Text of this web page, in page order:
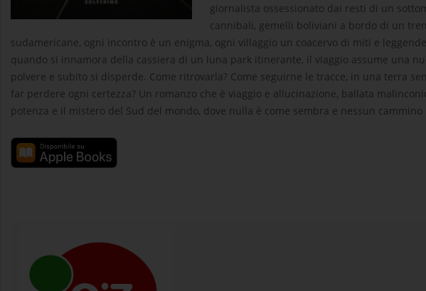
giornalista ossessionato dai resti di un
cannibali, gemelli boliviani a bordo di un
sudamericane, ogni incontro è un enigma, ogni villaggio un coacervo di miti e
quando si innamora della cassiera di un luna park itinerante, il viaggio assume una
polvere e subito si disperde. Come ritrovarla? Come seguirne le tracce, in una terra
far perdere ogni certezza? Un romanzo che è viaggio e allucinazione, ballata
potenza e il mistero del Sud del mondo, dove nulla è come sembra e nessun